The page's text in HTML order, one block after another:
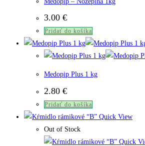
3.00 €
Pridať do košíka
Medopip Plus 1 kg
2.80 €
Pridať do košíka
Quick View
Out of Stock
Quick